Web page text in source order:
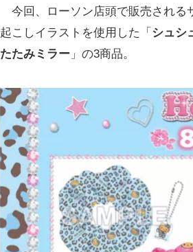
今回、ローソン店頭で販売される
起こしイラストを使用した「 シュシ
たたみミラー 」の3商品。